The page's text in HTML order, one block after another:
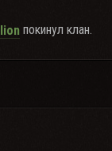
покинул клан.